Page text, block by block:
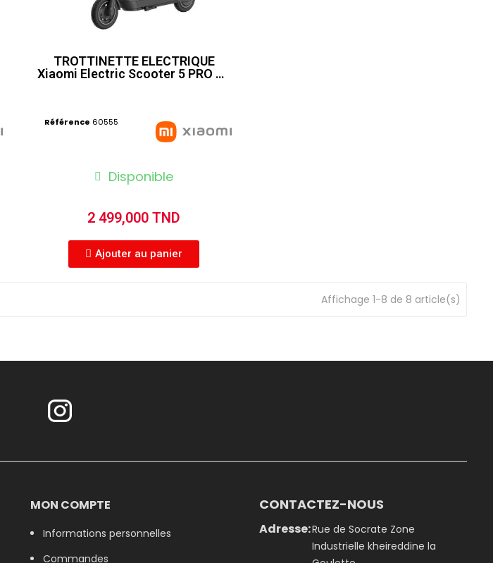
TROTTINETTE ELECTRIQUE
Xiaomi Electric Scooter 5 PRO GL
Référence 60555
Disponible
2 499,000 TND
Ajouter au panier
Affichage 1-8 de 8 article(s)
MON COMPTE
Informations personnelles
Commandes
CONTACTEZ-NOUS
Adresse:Rue de Socrate Zone
Industrielle kheireddine la